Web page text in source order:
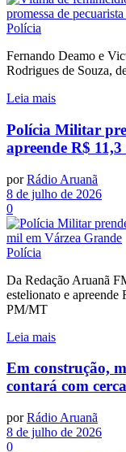
Polícia
Fernando Deamo e
Rodrigues de Souza,
Leia mais
Polícia Militar
apreende R$
por Rádio Aruanã
8 de julho de 2026
0
Polícia
Da Redação Aruanã
estelionato e
PM/MT
Leia mais
Em construção,
contará com
por Rádio Aruanã
8 de julho de 2026
0